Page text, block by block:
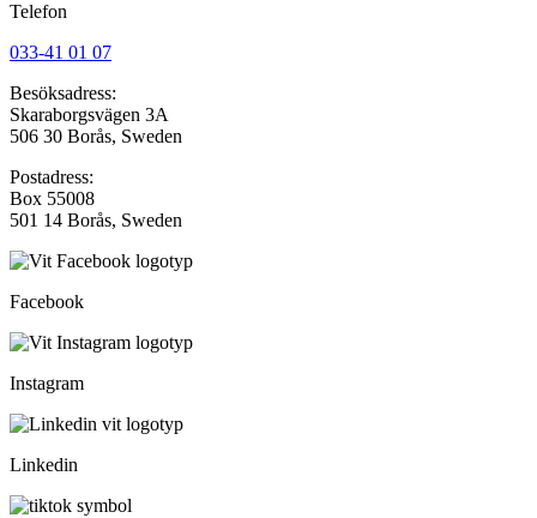
Telefon
033-41 01 07
Besöksadress:
Skaraborgsvägen 3A
506 30 Borås, Sweden
Postadress:
Box 55008
501 14 Borås, Sweden
Facebook
Instagram
Linkedin